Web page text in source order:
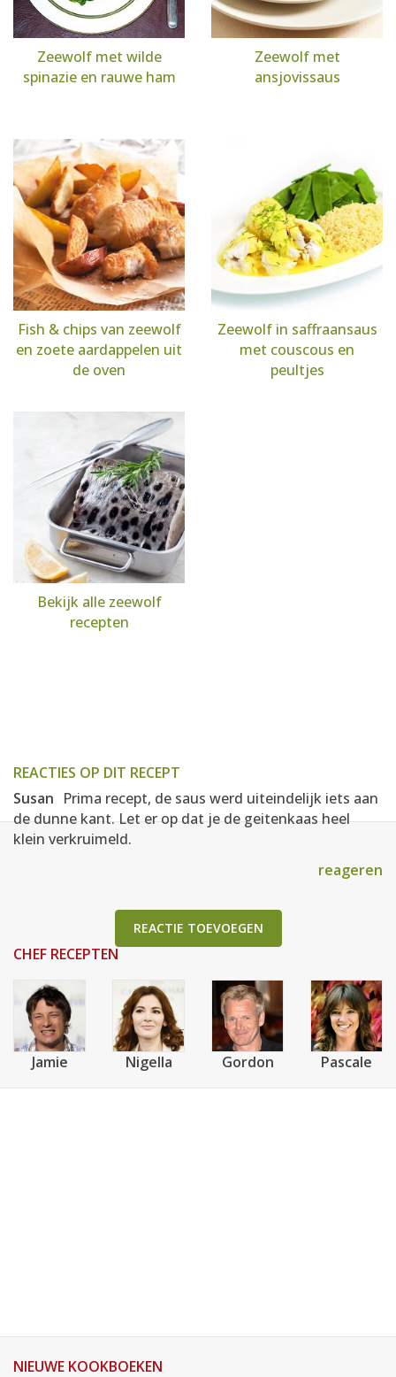
Zeewolf met wilde
spinazie en rauwe ham
Zeewolf met
ansjovissaus
Fish & chips van zeewolf
en zoete aardappelen uit
de oven
Zeewolf in saffraansaus
met couscous en
peultjes
Bekijk alle zeewolf
recepten
REACTIES OP DIT RECEPT
Susan Prima recept, de saus werd uiteindelijk iets aan
de dunne kant. Let er op dat je de geitenkaas heel
klein verkruimeld.
reageren
REACTIE TOEVOEGEN
CHEF RECEPTEN
Jamie Nigella Gordon Pascale
NIEUWE KOOKBOEKEN